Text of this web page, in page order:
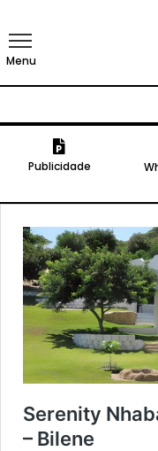
Menu
Publicidade
Serenity
– Bilene